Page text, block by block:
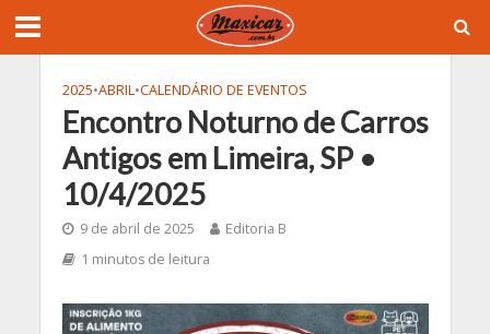
2025•ABRIL•CALENDÁRIO DE EVENTOS
Encontro Noturno de Carros
Antigos em Limeira, SP •
10/4/2025
9 de abril de 2025
Editoria B
1 minutos de leitura